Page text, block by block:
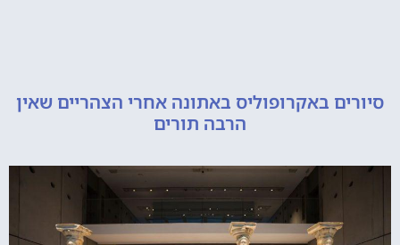
סיורים באקרופוליס באתונה אחרי הצהריים שאין
הרבה תורים